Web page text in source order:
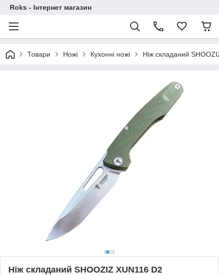
Roks - Інтернет магазин
Товари Ножі Кухонні ножі Ніж складаний
Ніж складаний SHOOZIZ XUN116 D2